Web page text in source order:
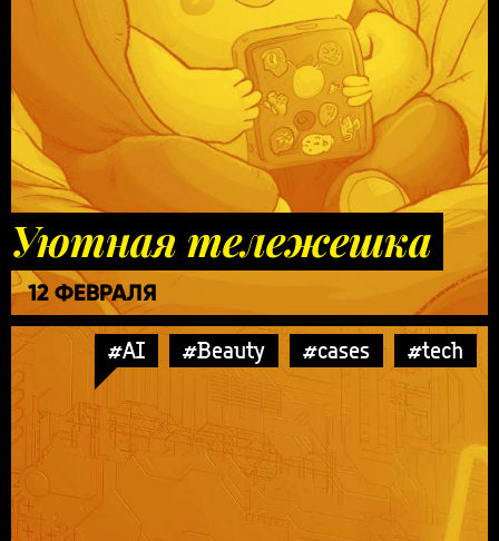
Уютная тележешка
12 ФЕВРАЛЯ
#AI #Beauty #cases #tech